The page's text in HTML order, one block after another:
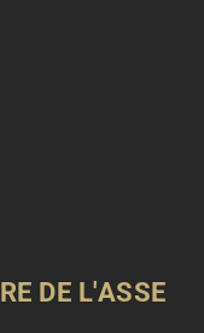
DE L'ASSE